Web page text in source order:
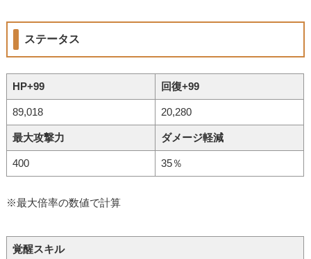
ステータス
HP+99 回復+99
89,018 20,280
最大攻撃力 ダメージ軽減
400 35％
※最大倍率の数値で計算
覚醒スキル